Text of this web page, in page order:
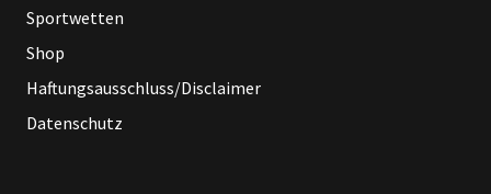
Sportwetten
Shop
Haftungsausschluss/Disclaimer
Datenschutz